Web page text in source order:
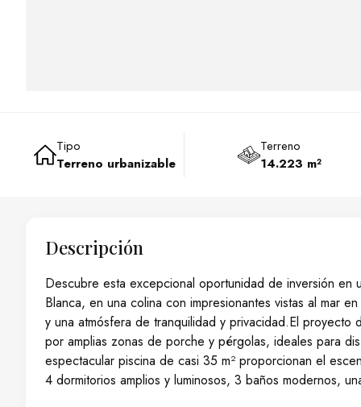
Tipo
Terreno urbanizable
Terreno
14.223 m²
Descripción
Descubre esta excepcional oportunidad de inversión
Blanca, en una colina con impresionantes vistas al mar
y una atmósfera de tranquilidad y privacidad.El
por amplias zonas de porche y pérgolas, ideales para
espectacular piscina de casi 35 m² proporcionan el
4 dormitorios amplios y luminosos, 3 baños modernos,